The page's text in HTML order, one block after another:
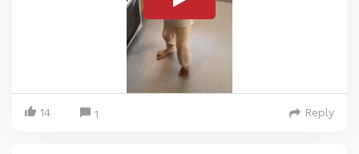
14 1 Reply